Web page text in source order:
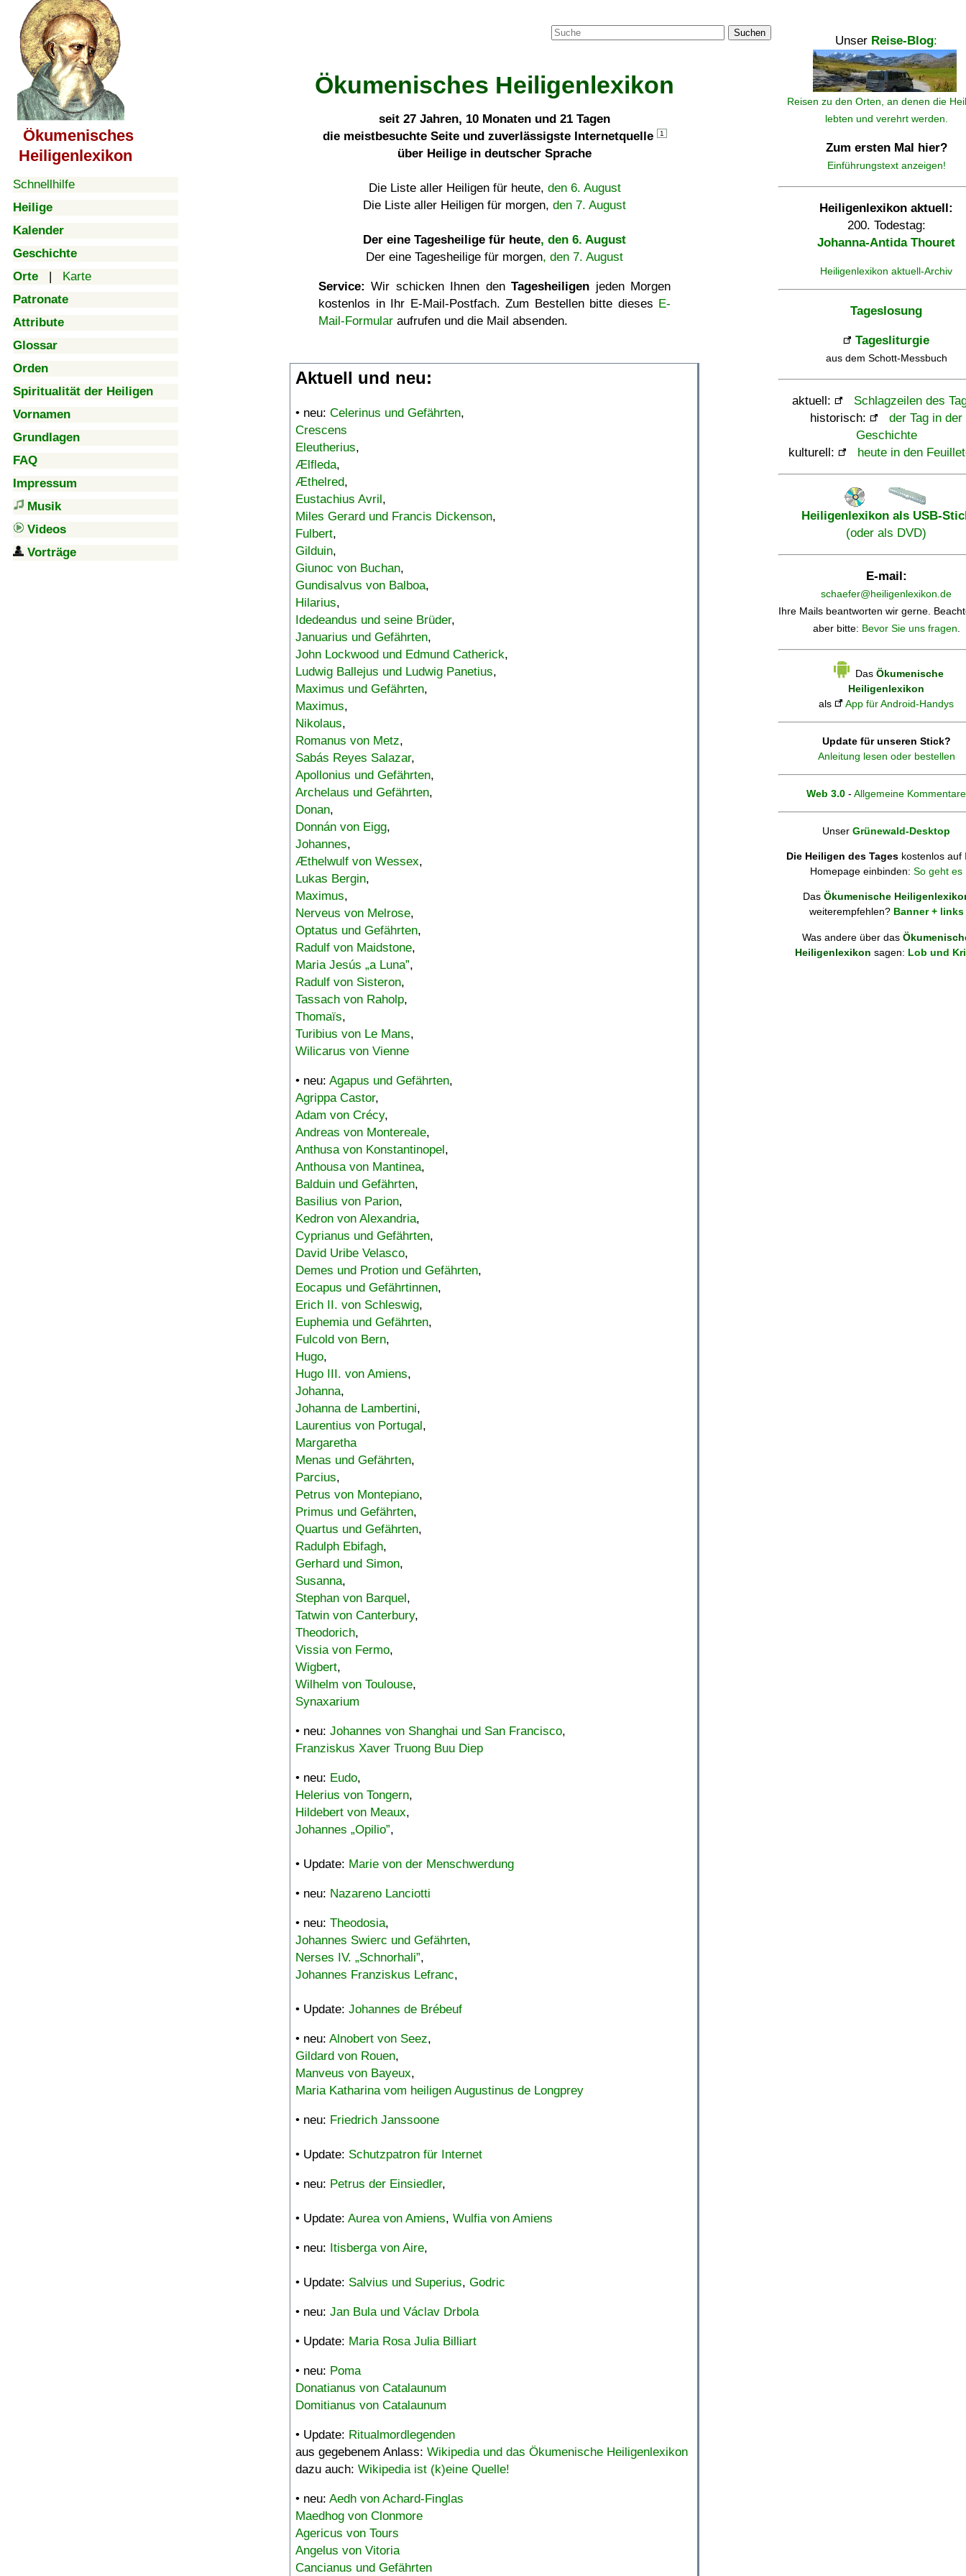
Ökumenisches
Heiligenlexikon
Schnellhilfe
Heilige
Kalender
Geschichte
Orte | Karte
Patronate
Attribute
Glossar
Orden
Spiritualität der Heiligen
Vornamen
Grundlagen
FAQ
Impressum
Musik
Videos
Vorträge
Suchen
Ökumenisches Heiligenlexikon
seit 27 Jahren, 10 Monaten und 21 Tagen
die meistbesuchte Seite und zuverlässigste Internetquelle
1
über Heilige in deutscher Sprache
Die Liste aller Heiligen für heute, den 6. August
Die Liste aller Heiligen für morgen, den 7. August
Der eine Tagesheilige für heute, den 6. August
Der eine Tagesheilige für morgen, den 7. August
Service: Wir schicken Ihnen denTagesheiligen jeden Morgen
kostenlos in Ihr E-Mail-Postfach. Zum Bestellen bitte dieses E-
Mail-Formular aufrufen und die Mail absenden.
Aktuell und neu:
• neu: Celerinus und Gefährten,
Crescens
Eleutherius,
Ælfleda,
Æthelred,
Eustachius Avril,
Miles Gerard und Francis Dickenson,
Fulbert,
Gilduin,
Giunoc von Buchan,
Gundisalvus von Balboa,
Hilarius,
Idedeandus und seine Brüder,
Januarius und Gefährten,
John Lockwood und Edmund Catherick,
Ludwig Ballejus und Ludwig Panetius,
Maximus und Gefährten,
Maximus,
Nikolaus,
Romanus von Metz,
Sabás Reyes Salazar,
Apollonius und Gefährten,
Archelaus und Gefährten,
Donan,
Donnán von Eigg,
Johannes,
Æthelwulf von Wessex,
Lukas Bergin,
Maximus,
Nerveus von Melrose,
Optatus und Gefährten,
Radulf von Maidstone,
Maria Jesús „a Luna”,
Radulf von Sisteron,
Tassach von Raholp,
Thomaïs,
Turibius von Le Mans,
Wilicarus von Vienne
• neu: Agapus und Gefährten,
Agrippa Castor,
Adam von Crécy,
Andreas von Montereale,
Anthusa von Konstantinopel,
Anthousa von Mantinea,
Balduin und Gefährten,
Basilius von Parion,
Kedron von Alexandria,
Cyprianus und Gefährten,
David Uribe Velasco,
Demes und Protion und Gefährten,
Eocapus und Gefährtinnen,
Erich II. von Schleswig,
Euphemia und Gefährten,
Fulcold von Bern,
Hugo,
Hugo III. von Amiens,
Johanna,
Johanna de Lambertini,
Laurentius von Portugal,
Margaretha
Menas und Gefährten,
Parcius,
Petrus von Montepiano,
Primus und Gefährten,
Quartus und Gefährten,
Radulph Ebifagh,
Gerhard und Simon,
Susanna,
Stephan von Barquel,
Tatwin von Canterbury,
Theodorich,
Vissia von Fermo,
Wigbert,
Wilhelm von Toulouse,
Synaxarium
• neu: Johannes von Shanghai und San Francisco,
Franziskus Xaver Truong Buu Diep
• neu: Eudo,
Helerius von Tongern,
Hildebert von Meaux,
Johannes „Opilio”,
• Update: Marie von der Menschwerdung
• neu: Nazareno Lanciotti
• neu: Theodosia,
Johannes Swierc und Gefährten,
Nerses IV. „Schnorhali”,
Johannes Franziskus Lefranc,
• Update: Johannes de Brébeuf
• neu: Alnobert von Seez,
Gildard von Rouen,
Manveus von Bayeux,
Maria Katharina vom heiligen Augustinus de Longprey
• neu: Friedrich Janssoone
• Update: Schutzpatron für Internet
• neu: Petrus der Einsiedler,
• Update: Aurea von Amiens, Wulfia von Amiens
• neu: Itisberga von Aire,
• Update: Salvius und Superius, Godric
• neu: Jan Bula und Václav Drbola
• Update: Maria Rosa Julia Billiart
• neu: Poma
Donatianus von Catalaunum
Domitianus von Catalaunum
• Update: Ritualmordlegenden
aus gegebenem Anlass: Wikipedia und das Ökumenische Heiligenlexikon
dazu auch: Wikipedia ist (k)eine Quelle!
• neu: Aedh von Achard-Finglas
Maedhog von Clonmore
Agericus von Tours
Angelus von Vitoria
Cancianus und Gefährten
Unser Reise-Blog:
Reisen zu den Orten, an denen die
lebten und verehrt werden.
Zum ersten Mal hier?
Einführungstext anzeigen!
Heiligenlexikon aktuell:
200. Todestag:
Johanna-Antida Thouret
Heiligenlexikon aktuell-Archiv
Tageslosung
Tagesliturgie
aus dem Schott-Messbuch
aktuell:
Schlagzeilen des
historisch:
der Tag in der
Geschichte
kulturell:
heute in den
Heiligenlexikon als USB-
(oder als DVD)
E-mail:
schaefer@heiligenlexikon.de
Ihre Mails beantworten wir gerne.
aber bitte: Bevor Sie uns fragen.
Das Ökumenische
Heiligenlexikon
als
App für Android-Handys
Update für unseren Stick?
Anleitung lesen oder bestellen
Web 3.0 - Allgemeine Kommentare
Unser Grünewald-Desktop
Die Heiligen des Tages kostenlos auf
Homepage einbinden: So geht es
Das Ökumenische
weiterempfehlen? Banner + links
Was andere über das
Heiligenlexikon sagen: Lob und